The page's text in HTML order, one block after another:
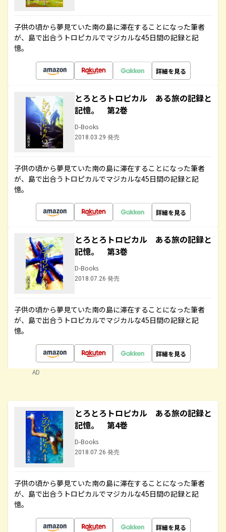
子供の頃から夢見ていた南の島に滞在することになった筆者
が、島で出合うトロピカルでマジカルな45日間の記録と記
憶。
詳細を見る
とろとろトロピカル ある旅の記録と
記憶。 第2巻
D-Books
2018.03.29 発売
子供の頃から夢見ていた南の島に滞在することになった筆者
が、島で出合うトロピカルでマジカルな45日間の記録と記
憶。
詳細を見る
とろとろトロピカル ある旅の記録と
記憶。 第3巻
D-Books
2018.07.26 発売
子供の頃から夢見ていた南の島に滞在することになった筆者
が、島で出合うトロピカルでマジカルな45日間の記録と記
憶。
詳細を見る
AD
とろとろトロピカル ある旅の記録と
記憶。 第4巻
D-Books
2018.07.26 発売
子供の頃から夢見ていた南の島に滞在することになった筆者
が、島で出合うトロピカルでマジカルな45日間の記録と記
憶。
詳細を見る